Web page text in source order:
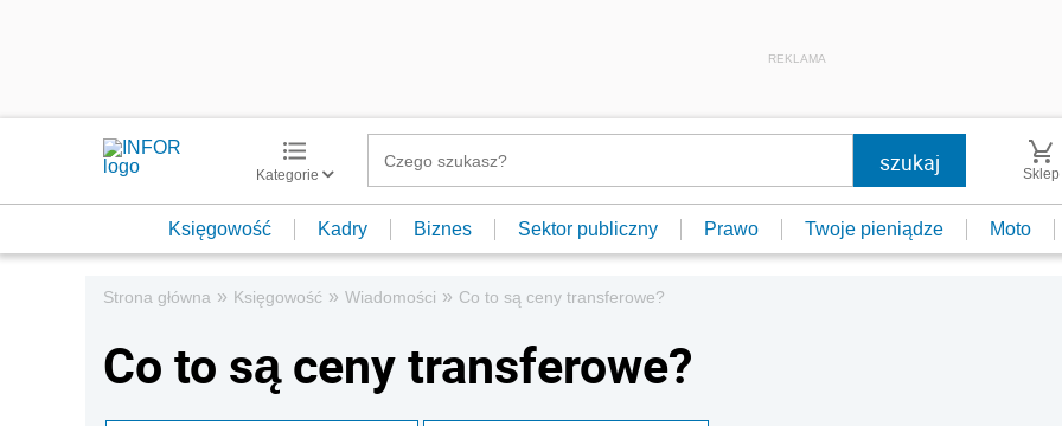
REKLAMA
Kategorie Sklep
Księgowość Kadry Biznes Sektor publiczny Prawo Twoje pieniądze Moto
Strona główna » Księgowość » Wiadomości » Co to są ceny transferowe?
Co to są ceny transferowe?